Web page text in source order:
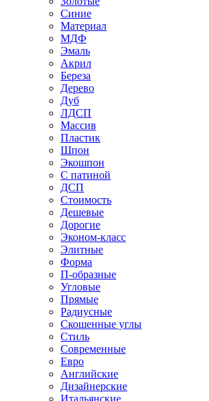
Синие
Материал
МДФ
Эмаль
Акрил
Береза
Дерево
Дуб
ЛДСП
Массив
Пластик
Шпон
Экошпон
С патиной
ДСП
Стоимость
Дешевые
Дорогие
Эконом-класс
Элитные
Форма
П-образные
Угловые
Прямые
Радиусные
Скошенные углы
Стиль
Современные
Евро
Английские
Дизайнерские
Итальянские